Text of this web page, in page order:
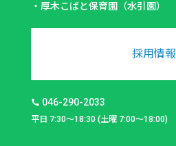
・ 厚木こばと保育園（水引園）
採用情報
046-290-2033
平日 7:30～18:30 (土曜 7:00～18:00)